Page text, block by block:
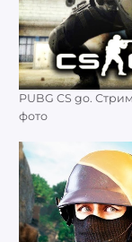
PUBG CS go.
фото